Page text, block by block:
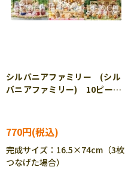
シルバニアファミリー (シル
バニアファミリー) 10ピー
770円
完成サイズ：16.5×74cm（3枚
つなげた場合）